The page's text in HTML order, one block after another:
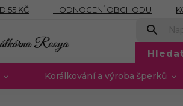
55 KČ HODNOCENÍ OBCHODU
PODMÍNKY OCHRANY
Korálkování a výroba šperků